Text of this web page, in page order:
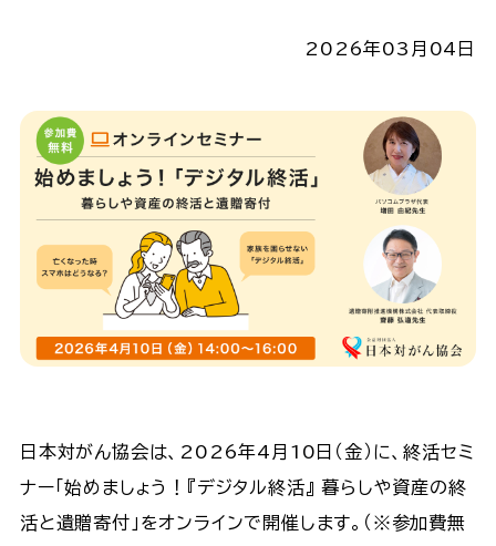
2026年03月04日
日本対がん協会は、2026年4月10日（金）に、終活セミ
ナー「始めましょう！『デジタル終活』 暮らしや資産の終
活と遺贈寄付」をオンラインで開催します。（※参加費無